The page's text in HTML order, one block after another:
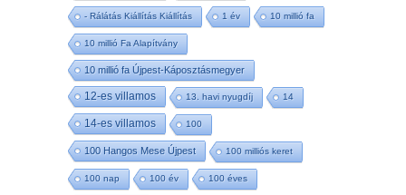
- Rálátás Kiállítás Kiállítás 1 év 10 millió fa
10 millió Fa Alapítvány
10 millió fa Újpest-Káposztásmegyer
12-es villamos 13. havi nyugdíj 14
14-es villamos 100
100 Hangos Mese Újpest 100 milliós keret
100 nap 100 év 100 éves